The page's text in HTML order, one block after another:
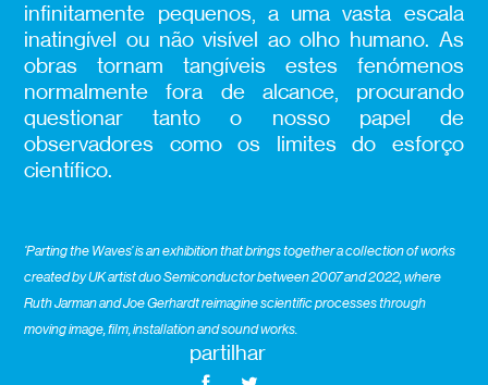
infinitamente pequenos, a uma vasta escala
inatingível ou não visível ao olho humano. As
obras tornam tangíveis estes fenómenos
normalmente fora de alcance, procurando
questionar tanto o nosso papel de
observadores como os limites do esforço
científico.
‘Parting the Waves’ is an exhibition that brings together a collection of works
created by UK artist duo Semiconductor between 2007 and 2022, where
Ruth Jarman and Joe Gerhardt reimagine scientific processes through
moving image, film, installation and sound works.
partilhar